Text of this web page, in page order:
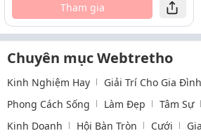
Tham gia
Chuyên mục Webtretho
Kinh Nghiệm Hay Giải Trí Cho Gia Đình
Phong Cách Sống
Làm Đẹp Tâm Sự
Kinh Doanh
Hội Bàn Tròn Cưới